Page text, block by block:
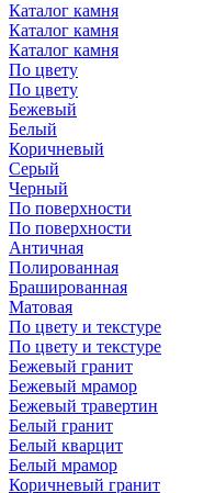
Каталог камня
Каталог камня
Каталог камня
По цвету
По цвету
Бежевый
Белый
Коричневый
Серый
Черный
По поверхности
По поверхности
Античная
Полированная
Брашированная
Матовая
По цвету и текстуре
По цвету и текстуре
Бежевый гранит
Бежевый мрамор
Бежевый травертин
Белый гранит
Белый кварцит
Белый мрамор
Коричневый гранит